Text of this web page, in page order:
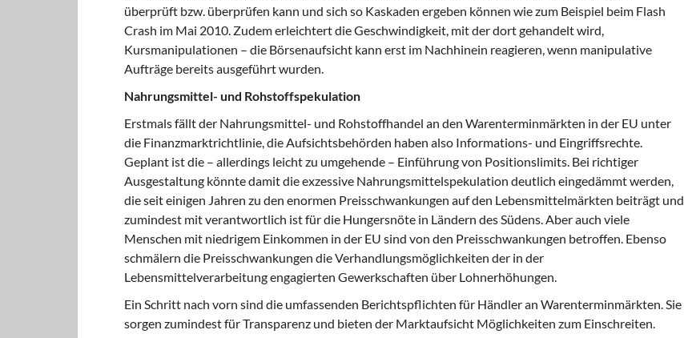
überprüft bzw. überprüfen kann und sich so Kaskaden ergeben können wie zum Beispiel beim Flash
Crash im Mai 2010. Zudem erleichtert die Geschwindigkeit, mit der dort gehandelt wird,
Kursmanipulationen – die Börsenaufsicht kann erst im Nachhinein reagieren, wenn manipulative
Aufträge bereits ausgeführt wurden.
Nahrungsmittel- und Rohstoffspekulation
Erstmals fällt der Nahrungsmittel- und Rohstoffhandel an den Warenterminmärkten in der EU unter
die Finanzmarktrichtlinie, die Aufsichtsbehörden haben also Informations- und Eingriffsrechte.
Geplant ist die – allerdings leicht zu umgehende – Einführung von Positionslimits. Bei richtiger
Ausgestaltung könnte damit die exzessive Nahrungsmittelspekulation deutlich eingedämmt werden,
die seit einigen Jahren zu den enormen Preisschwankungen auf den Lebensmittelmärkten beiträgt und
zumindest mit verantwortlich ist für die Hungersnöte in Ländern des Südens. Aber auch viele
Menschen mit niedrigem Einkommen in der EU sind von den Preisschwankungen betroffen. Ebenso
schmälern die Preisschwankungen die Verhandlungsmöglichkeiten der in der
Lebensmittelverarbeitung engagierten Gewerkschaften über Lohnerhöhungen.
Ein Schritt nach vorn sind die umfassenden Berichtspflichten für Händler an Warenterminmärkten. Sie
sorgen zumindest für Transparenz und bieten der Marktaufsicht Möglichkeiten zum Einschreiten.